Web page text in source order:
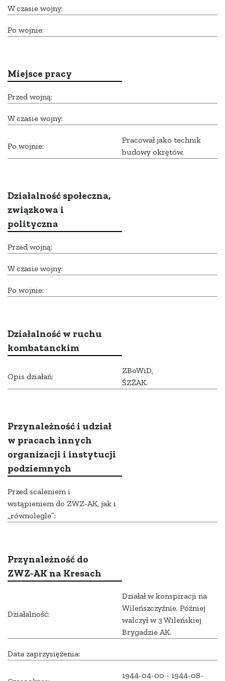
W czasie wojny:
Po wojnie:
Miejsce pracy
Przed wojną:
W czasie wojny:
Po wojnie:
Pracował jako technik
budowy okrętów.
Działalność społeczna,
związkowa i
polityczna
Przed wojną:
W czasie wojny:
Po wojnie:
Działalność w ruchu
kombatanckim
Opis działań:
ZBoWiD,
ŚZŻAK.
Przynależność i udział
w pracach innych
organizacji i instytucji
podziemnych
Przed scaleniem i
wstąpieniem do ZWZ-AK, jak i
„równolegle”:
Przynależność do
ZWZ-AK na Kresach
Działalność:
Działał w konspiracji na
Wileńszczyźnie. Później
walczył w 3 Wileńskiej
Brygadzie AK.
Data zaprzysiężenia:
1944-04-00 - 1944-08-